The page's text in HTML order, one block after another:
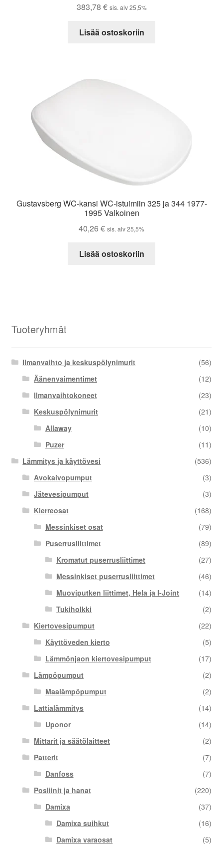
383,78 € sis. alv 25,5%
Lisää ostoskoriin
Gustavsberg WC-kansi WC-istuimiin 325 ja 344 1977-
1995 Valkoinen
40,26 € sis. alv 25,5%
Lisää ostoskoriin
Tuoteryhmät
Ilmanvaihto ja keskuspölynimurit
(56)
Äänenvaimentimet
(12)
Ilmanvaihtokoneet
(23)
Keskuspölynimurit
(21)
Allaway
(10)
Puzer
(11)
Lämmitys ja käyttövesi
(536)
Avokaivopumput
(3)
Jätevesipumput
(3)
Kierreosat
(168)
Messinkiset osat
(79)
Puserrusliittimet
(89)
Kromatut puserrusliittimet
(27)
Messinkiset puserrusliittimet
(46)
Muoviputken liittimet, Hela ja I-Joint
(14)
Tukiholkki
(2)
Kiertovesipumput
(22)
Käyttöveden kierto
(5)
Lämmönjaon kiertovesipumput
(17)
Lämpöpumput
(2)
Maalämpöpumput
(2)
Lattialämmitys
(14)
Uponor
(14)
Mittarit ja säätölaitteet
(2)
Patterit
(7)
Danfoss
(7)
Posliinit ja hanat
(220)
Damixa
(37)
Damixa suihkut
(16)
Damixa varaosat
(5)